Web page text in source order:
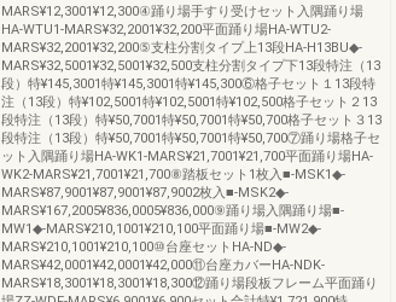
MARS¥12,3001¥12,300④踊り場手すり受けセット入隅踊り場
HA-WTU1-MARS¥32,2001¥32,200平面踊り場HA-WTU2-
MARS¥32,2001¥32,200⑤支柱分割タイプ上13段HA-H13BU◆-
MARS¥32,5001¥32,5001¥32,500支柱分割タイプ下13段特注（13
段）特¥145,3001特¥145,3001特¥145,300⑥格子セット１13段特
注（13段）特¥102,5001特¥102,5001特¥102,500格子セット２13
段特注（13段）特¥50,7001特¥50,7001特¥50,700格子セット３13
段特注（13段）特¥50,7001特¥50,7001特¥50,700⑦踊り場格子セ
ット入隅踊り場HA-WK1-MARS¥21,7001¥21,700平面踊り場HA-
WK2-MARS¥21,7001¥21,700⑧踏板セット1枚入■-MSK1◆-
MARS¥87,9001¥87,9001¥87,9002枚入■-MSK2◆-
MARS¥167,2005¥836,0005¥836,000⑨踊り場入隅踊り場■-
MW1◆-MARS¥210,1001¥210,100平面踊り場■-MW2◆-
MARS¥210,1001¥210,100⑩台座セットHA-ND◆-
MARS¥42,0001¥42,0001¥42,000⑪台座カバーHA-NDK-
MARS¥18,3001¥18,3001¥18,300⑫踊り場段板フレーム平面踊り